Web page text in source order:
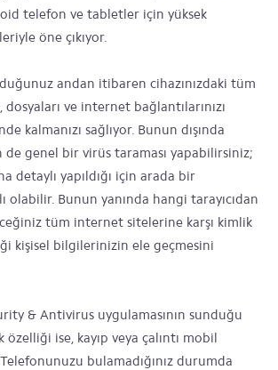
telefon ve tabletler için yüksek
öne çıkıyor.
andan itibaren cihazınızdaki tüm
ve internet bağlantılarınızı
kalmanızı sağlıyor. Bunun dışında
de genel bir virüs taraması yapabilirsiniz;
detaylı yapıldığı için arada bir
olabilir. Bunun yanında hangi tarayıcıdan
tüm internet sitelerine karşı kimlik
kişisel bilgilerinizin ele geçmesini
& Antivirus uygulamasının sunduğu
ise, kayıp veya çalıntı mobil
bulamadığınız durumda